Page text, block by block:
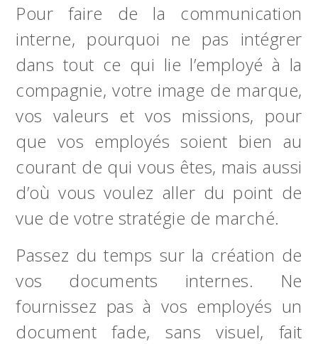
Pour faire de la communication
interne, pourquoi ne pas intégrer
dans tout ce qui lie l’employé à la
compagnie, votre image de marque,
vos valeurs et vos missions, pour
que vos employés soient bien au
courant de qui vous êtes, mais aussi
d’où vous voulez aller du point de
vue de votre stratégie de marché.
Passez du temps sur la création de
vos documents internes. Ne
fournissez pas à vos employés un
document fade, sans visuel, fait